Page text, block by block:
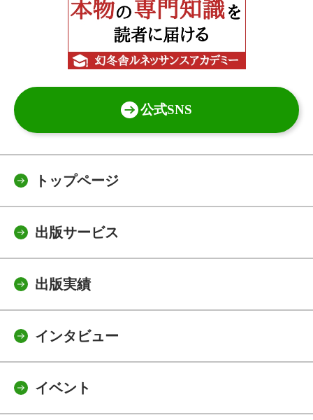
公式SNS
トップページ
出版サービス
出版実績
インタビュー
イベント